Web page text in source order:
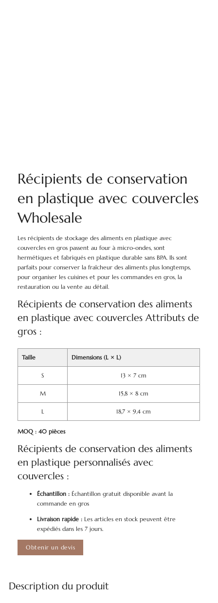
Récipients de conservation
en plastique avec couvercles
Wholesale
Les récipients de stockage des aliments en plastique avec
couvercles en gros passent au four à micro-ondes, sont
hermétiques et fabriqués en plastique durable sans BPA. Ils sont
parfaits pour conserver la fraîcheur des aliments plus longtemps,
pour organiser les cuisines et pour les commandes en gros, la
restauration ou la vente au détail.
Récipients de conservation des aliments
en plastique avec couvercles Attributs de
gros :
Taille Dimensions (L × L)
S 13 × 7 cm
M 15,8 × 8 cm
L 18,7 × 9,4 cm
MOQ : 40 pièces
Récipients de conservation des aliments
en plastique personnalisés avec
couvercles :
Échantillon : Échantillon gratuit disponible avant la
commande en gros
Livraison rapide : Les articles en stock peuvent être
expédiés dans les 7 jours.
Obtenir un devis
Description du produit